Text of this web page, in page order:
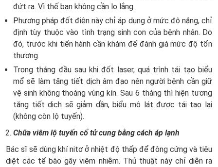
đứt ra. Vì thế bạn không cần lo lắng.
Phương pháp đốt điện này chỉ áp dụng ở mức độ nặng, chỉ
định tùy thuộc vào tình trạng sinh con của bệnh nhân. Do
đó, trước khi tiến hành cần khám để đánh giá mức độ tổn
thương.
Trong tháng đầu sau khi đốt laser, quá trình tái tạo biểu
mổ sẽ làm tăng tiết dịch âm đạo nên người bệnh cần giữ
vệ sinh không thoáng vùng kín. Sau 6 tháng thì hiện tương
tăng tiết dịch sẽ giảm dần, biểu mô lát được tái tạo lại
(không còn lộ tuyến).
Chữa viêm lộ tuyến cổ tử cung bằng cách áp lạnh
Bác sĩ sẽ dùng khí nitơ ở nhiệt độ thấp để đông cứng và tiêu
diệt các tế bào gây viêm nhiễm. Thủ thuật này chỉ diễn ra